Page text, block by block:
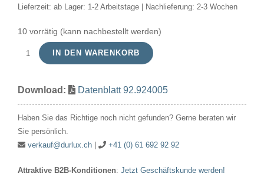
Lieferzeit: ab Lager: 1-2 Arbeitstage | Nachlieferung: 2-3 Wochen
10 vorrätig (kann nachbestellt werden)
Soffitte
200mA/5W
klar
IN DEN WARENKORB
Download: Datenblatt 92.924005
Haben Sie das Richtige noch nicht gefunden? Gerne beraten wir
Sie persönlich.
verkauf@durlux.ch| +41 (0) 61 692 92 92
Attraktive B2B-Konditionen: Jetzt Geschäftskunde werden!